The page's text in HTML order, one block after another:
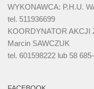
WYKONAWCA: P.H.U.
tel. 511936699
KOORDYNATOR AKCJI
Marcin SAWCZUK
tel. 601598222 lub 58